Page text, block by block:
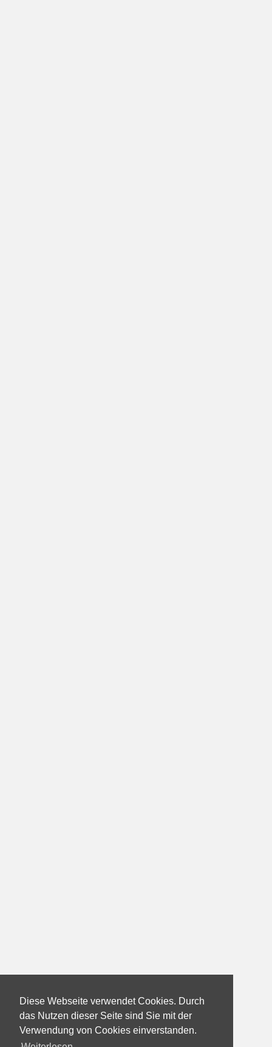
Diese Webseite verwendet Cookies. Durch
das Nutzen dieser Seite sind Sie mit der
Verwendung von Cookies einverstanden.